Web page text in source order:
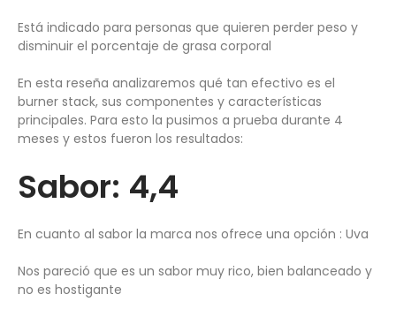
Está indicado para personas que quieren perder peso y
disminuir el porcentaje de grasa corporal
En esta reseña analizaremos qué tan efectivo es el
burner stack, sus componentes y características
principales. Para esto la pusimos a prueba durante 4
meses y estos fueron los resultados:
Sabor: 4,4
En cuanto al sabor la marca nos ofrece una opción : Uva
Nos pareció que es un sabor muy rico, bien balanceado y
no es hostigante